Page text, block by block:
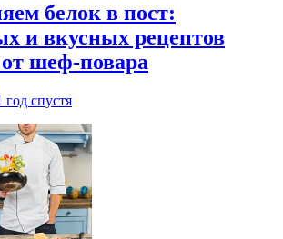
белок в пост:
и вкусных рецептов
от шеф-повара
год спустя